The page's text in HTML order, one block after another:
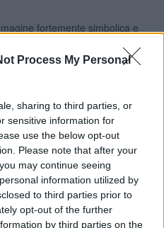
Process My Personal
sharing to third parties, or
sensitive information for
use the below opt-out
Please note that after your
may continue seeing
information utilized by
to third parties prior to
opt-out of the further
by third parties on the
fortemente simbolica e
morente si recano al cimitero di
da mettere sulle tombe dei loro
e una notte, preso da una
ormai infettato tutto il sangue,
del refettorio.
di fiori sul letto, uno a
sola candela, che, essendo di
sua fiamma rossa come se
morticcio.